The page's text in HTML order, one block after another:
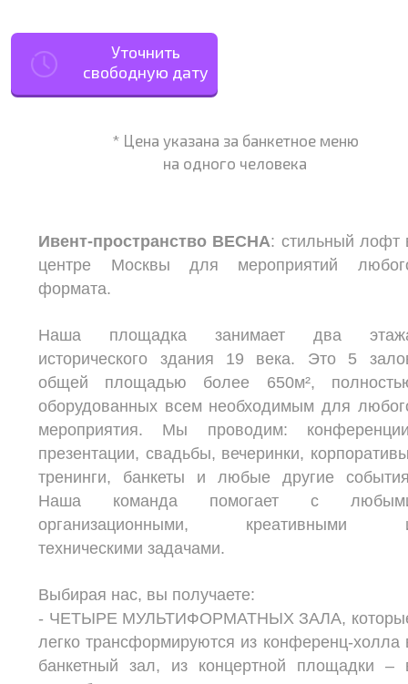
Уточнить
свободную дату
* Цена указана за банкетное меню
на одного человека
Ивент-пространство ВЕСНА: стильный лофт
центре Москвы для мероприятий
формата.
Наша площадка занимает два
исторического здания 19 века. Это 5
общей площадью более 650м²,
оборудованных всем необходимым для
мероприятия. Мы проводим:
презентации, свадьбы, вечеринки,
тренинги, банкеты и любые другие
Наша команда помогает с
организационными, креативными
техническими задачами.
Выбирая нас, вы получаете:
- ЧЕТЫРЕ МУЛЬТИФОРМАТНЫХ ЗАЛА,
легко трансформируются из конференц-холла
банкетный зал, из концертной площадки –